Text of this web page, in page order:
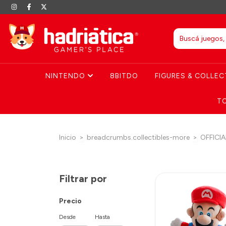
NINTENDO 8BITDO FIGURES &
Inicio > breadcrumbs.collectibles-more >
Filtrar por
Precio
Desde Hasta